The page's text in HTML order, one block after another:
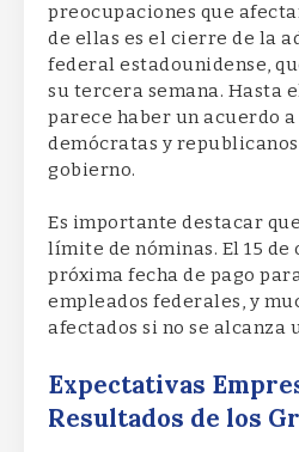
preocupaciones que
de ellas es el cierre de la
federal estadounidense,
su tercera semana. Hasta
parece haber un acuerdo
demócratas y
gobierno.
Es importante destacar
límite de nóminas. El 15 de
próxima fecha de pago
empleados federales, y
afectados si no se alcanza
Expectativas
Resultados de los